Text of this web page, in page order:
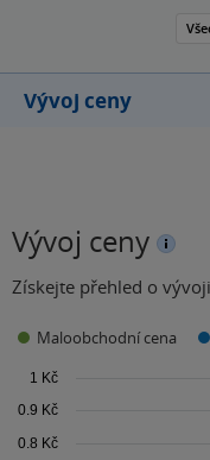
Vývoj ceny
Vývoj ceny
Získejte přehled o
Maloobchodní cena